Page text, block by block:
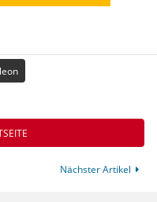
Nächster Artikel